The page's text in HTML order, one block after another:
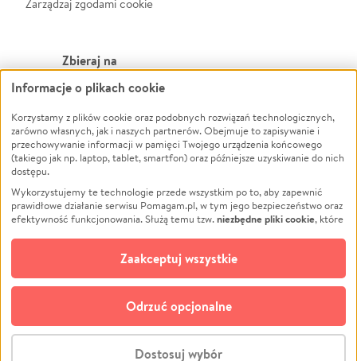
Zarządzaj zgodami cookie
Zbieraj na
Leczenie
Zwierzęta
Pożar
Ukraina
Pomoc Finansowa
Projekty
Pogrzeb
Społeczność lokalna
Kultura
Powódź
Wichura
NGO
Edukacja
Podróż
Impreza
Ochrona środowiska
Biznes
© CROWDING SP. Z O.O.
Informacje o plikach cookie
Korzystamy z plików cookie oraz podobnych rozwiązań technologicznych,
zarówno własnych, jak i naszych partnerów. Obejmuje to zapisywanie i
przechowywanie informacji w pamięci Twojego urządzenia końcowego
(takiego jak np. laptop, tablet, smartfon) oraz późniejsze uzyskiwanie do nich
dostępu.
Wykorzystujemy te technologie przede wszystkim po to, aby zapewnić
prawidłowe działanie serwisu Pomagam.pl, w tym jego bezpieczeństwo oraz
efektywność funkcjonowania. Służą temu tzw.niezbędne pliki cookie, które
opcjonalnych plików cookie
technologii do celów analitycznych i retargetingowych. Możesz wyrazić
zgodę na ich stosowanie lub jej odmówić. W dowolnym momencie masz
możliwość zmiany swoich preferencji na stronie „Zarządzaj zgodami cookie”,
do której link znajdziesz w stopce serwisu Pomagam.pl. Opcjonalne pliki
cookie wykorzystywane są w następujących celach:
działanie serwisu Pomagam.pl. Dzięki nim możemy zrozumieć, jak
Dostosuj wybór
Odrzuć opcjonalne
Zaakceptuj wszystkie